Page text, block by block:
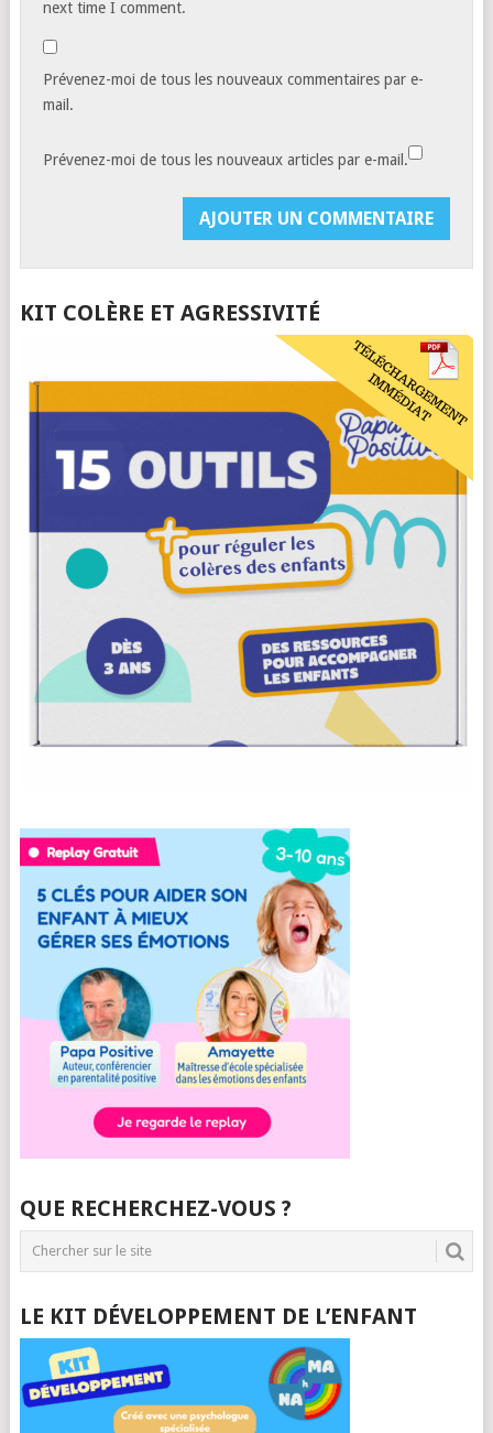
next time I comment.
Prévenez-moi de tous les nouveaux commentaires par e-
mail.
Prévenez-moi de tous les nouveaux articles par e-mail.
KIT COLÈRE ET AGRESSIVITÉ
QUE RECHERCHEZ-VOUS ?
LE KIT DÉVELOPPEMENT DE L’ENFANT